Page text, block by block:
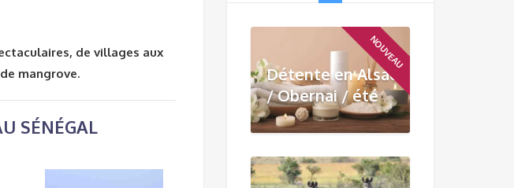
de villages aux
mangrove.
SÉNÉGAL
NOUVEAU
Détente en Alsace
/ Obernai / été